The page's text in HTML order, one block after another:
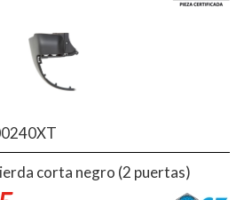
corta negro (2 puertas)